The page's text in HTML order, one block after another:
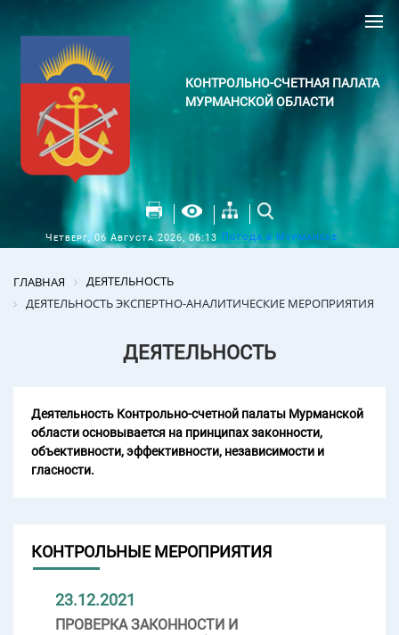
КОНТРОЛЬНО-СЧЕТНАЯ ПАЛАТА
МУРМАНСКОЙ ОБЛАСТИ
Четверг, 06 Августа 2026, 06:13 Погода в Мурманске
ГЛАВНАЯ
ДЕЯТЕЛЬНОСТЬ
ДЕЯТЕЛЬНОСТЬ ЭКСПЕРТНО-АНАЛИТИЧЕСКИЕ МЕРОПРИЯТИЯ
ДЕЯТЕЛЬНОСТЬ
Деятельность Контрольно-счетной палаты Мурманской
области основывается на принципах законности,
объективности, эффективности, независимости и
гласности.
КОНТРОЛЬНЫЕ МЕРОПРИЯТИЯ
23.12.2021
ПРОВЕРКА ЗАКОННОСТИ И